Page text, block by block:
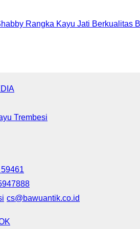
Rangka Kayu Jati Berkualitas
Trembesi
cs@bawuantik.co.id